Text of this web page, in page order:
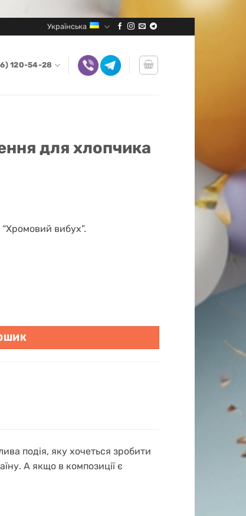
Українська
120-54-28
для хлопчика
вибух”.
вибух" кількість
подія, яку хочеться зробити
А якщо в композиції є